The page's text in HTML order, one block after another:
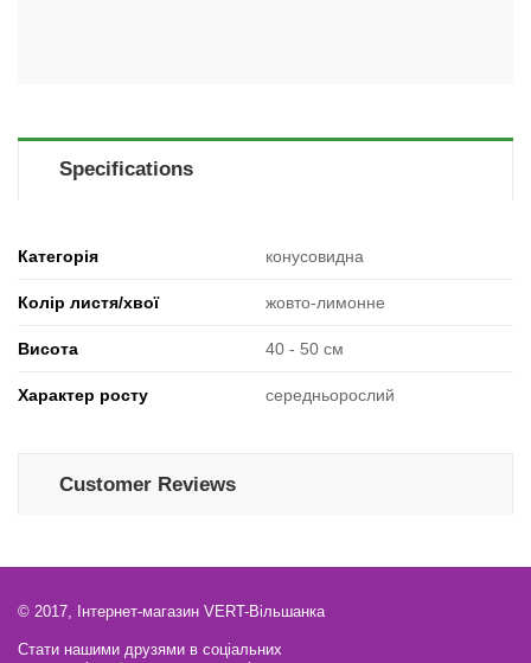
Specifications
Категорія конусовидна
Колір листя/хвої жовто-лимонне
Висота 40 - 50 см
Характер росту середньорослий
Customer Reviews
© 2017, Інтернет-магазин VERT-Вільшанка
Стати нашими друзями в соціальних